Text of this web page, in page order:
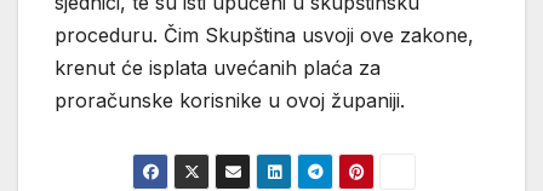
proceduru. Čim Skupština usvoji ove zakone,
krenut će isplata uvećanih plaća za
proračunske korisnike u ovoj županiji.